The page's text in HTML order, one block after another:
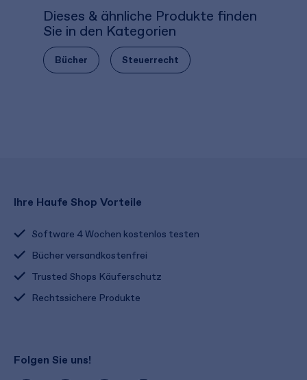
Dieses & ähnliche Produkte finden
Sie in den Kategorien
Bücher Steuerrecht
Ihre Haufe Shop Vorteile
Software 4 Wochen kostenlos testen
Bücher versandkostenfrei
Trusted Shops Käuferschutz
Rechtssichere Produkte
Folgen Sie uns!